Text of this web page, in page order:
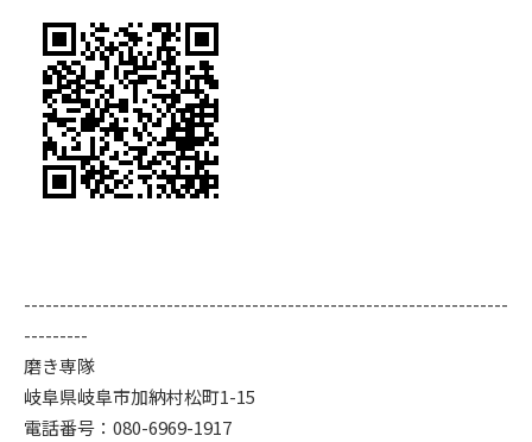
--------------------------------------------------------------------
---------
磨き専隊
岐阜県岐阜市加納村松町1-15
電話番号：080-6969-1917